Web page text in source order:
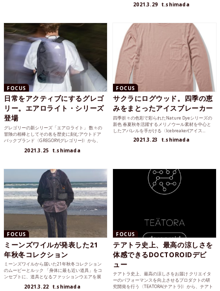
2021.3.29 t.shimada
FOCUS
日常をアクティブにするグレゴ
リー。エアロライト・シリーズ
登場
グレゴリーの新シリーズ「エアロライト」 数々の
冒険の相棒としてその名を歴史に刻むアウトドア
バックブランド〈GREGORY(グレゴリー)〉から、
2021.3.25 t.shimada
FOCUS
サクラにログウッド。四季の恵
みをまとったアイスブレーカー
四季折々の色彩で彩られたNature Dyeシリーズの
新色 春夏秋冬活躍するメリノウール素材を中心と
したアパレルを手がける〈Icebreaker(アイス...
2021.3.23 t.shimada
FOCUS
ミーンズワイルが発表した21
年秋冬コレクション
ミーンズワイルから届いた21年秋冬コレクション
のムービーとルック 「身体に最も近い道具」をコ
ンセプトに、道具となるファッションウエアを展
2021.3.22 t.shimada
FOCUS
テアトラ史上、最高の涼しさを
体感できるDOCTOROIDデビ
ュー
テアトラ史上、最高の涼しさをお届け クリエイタ
ーのパフォーマンスを向上させるプロダクトの研
究開発を行う〈TEATORA(テアトラ)〉から、テアト